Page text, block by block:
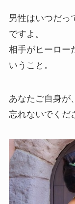
男性はいつだっ
ですよ。
相手がヒーロー
いうこと。
あなたご自身が
忘れないでくだ